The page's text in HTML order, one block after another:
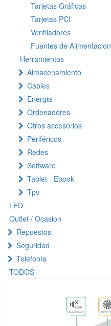
Tarjetas Gráficas
Tarjetas PCI
Ventiladores
Fuentes de Alimentacion
Herramientas
Almacenamiento
Cables
Energia
Ordenadores
Otros accesorios
Periféricos
Redes
Software
Tablet - Ebook
Tpv
LED
Outlet / Ocasion
Repuestos
Seguridad
Telefonía
TODOS